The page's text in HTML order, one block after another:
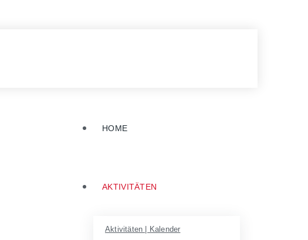
HOME
AKTIVITÄTEN
Aktivitäten | Kalender